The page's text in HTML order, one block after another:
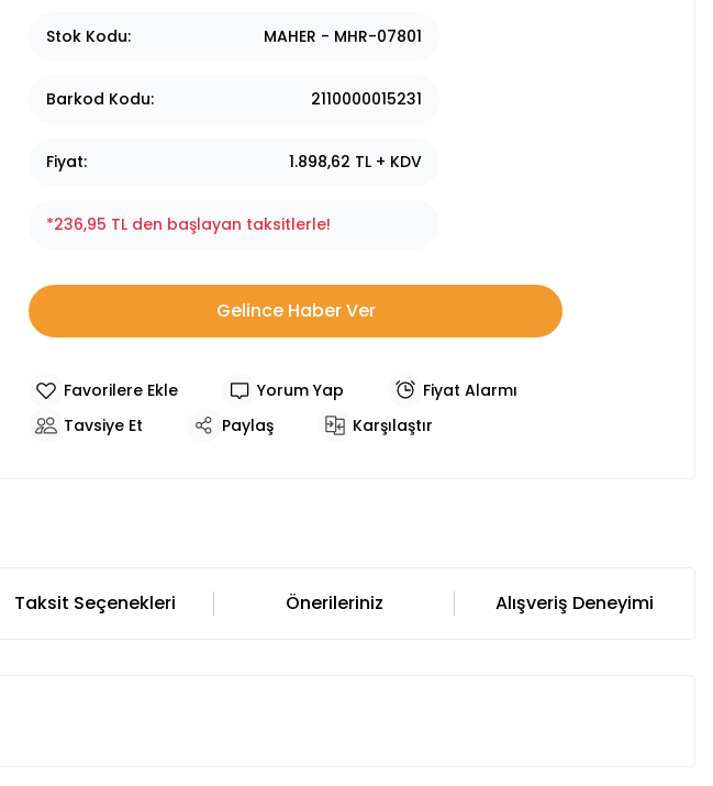
Stok Kodu MAHER - MHR-07801
Barkod Kodu 2110000015231
Fiyat 1.898,62 TL + KDV
*236,95 TL den başlayan taksitlerle!
Gelince Haber Ver
Yorum Yap
Fiyat Alarmı
Tavsiye Et
Paylaş Karşılaştır
Taksit Seçenekleri Önerileriniz Alışveriş Deneyimi